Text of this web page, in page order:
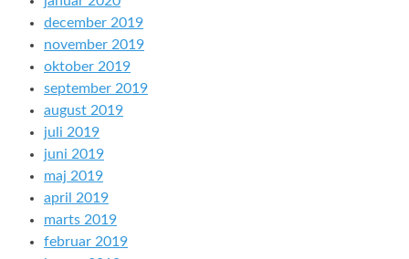
december 2019
november 2019
oktober 2019
september 2019
august 2019
juli 2019
juni 2019
maj 2019
april 2019
marts 2019
februar 2019